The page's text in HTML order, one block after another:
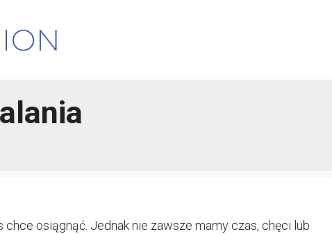
osiągnąć. Jednak nie zawsze mamy czas, chęci lub